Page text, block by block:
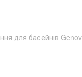
для басейнів